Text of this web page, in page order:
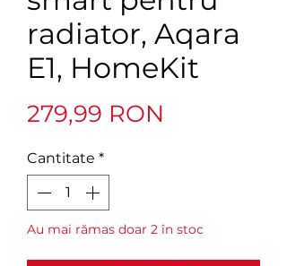
radiator, Aqara
E1, HomeKit
279,99 RON
Cantitate *
Au mai rămas doar 2 în stoc